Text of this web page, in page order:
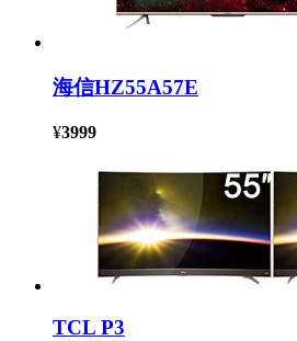
海信HZ55A57E
¥3999
TCL P3